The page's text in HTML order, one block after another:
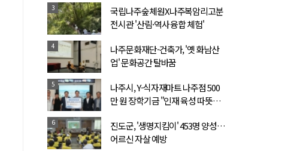
3
국립나주숲체원X나주복암리고분
전시관 '산림·역사 융합 체험'
4
나주문화재단-건축가, '옛 화남산
업' 문화공간 탈바꿈
5
나주시, Y-식자재마트 나주점 500
만 원 장학기금 "인재 육성 따뜻한
6
진도군, '생명지킴이' 453명 양성…
어르신 자살 예방